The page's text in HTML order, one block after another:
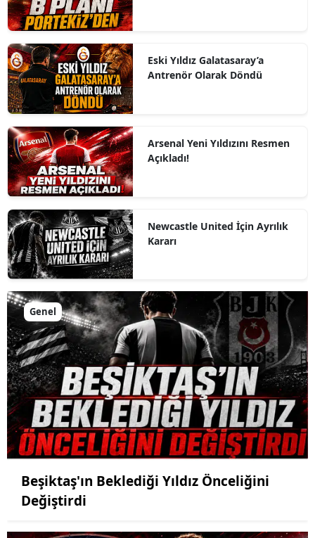
Eski Yıldız Galatasaray’a
Antrenör Olarak Döndü
Arsenal Yeni Yıldızını Resmen
Açıkladı!
Newcastle United İçin Ayrılık
Kararı
Genel
Beşiktaş'ın Beklediği Yıldız Önceliğini
Değiştirdi